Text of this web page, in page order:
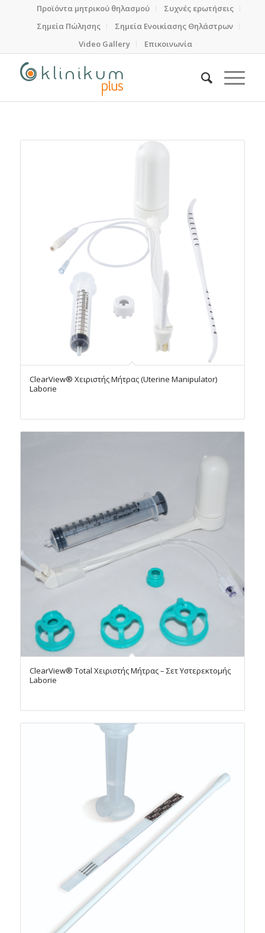
Προϊόντα μητρικού θηλασμού
Συχνές ερωτήσεις
Σημεία Πώλησης
Σημεία Ενοικίασης Θηλάστρων
Video Gallery
Επικοινωνία
ClearView® Χειριστής Μήτρας (Uterine Manipulator)
Laborie
ClearView® Total Χειριστής Μήτρας – Σετ Υστερεκτομής
Laborie